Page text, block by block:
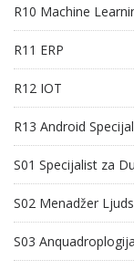
R10 Machine
R11 ERP
R12 IOT
R13 Android
S01 Specijalist za
S02 Menadžer
S03